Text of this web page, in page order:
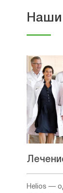
Наши
Helios —